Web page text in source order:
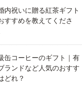
内祝いに贈る紅茶ギフト
すすめを教えてくださ
缶コーヒーのギフト｜有
ランドなど人気のおすす
どれ？